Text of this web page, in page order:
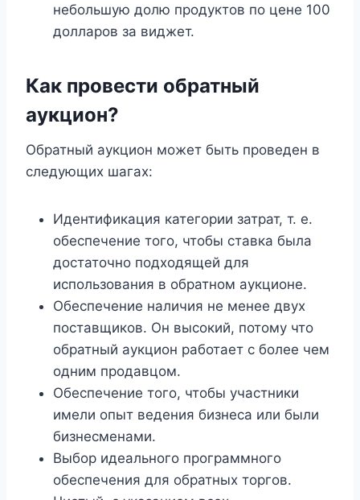
небольшую долю продуктов по цене 100
долларов за виджет.
Как провести обратный
аукцион?
Обратный аукцион может быть проведен в
следующих шагах:
Идентификация категории затрат, т. е.
обеспечение того, чтобы ставка была
достаточно подходящей для
использования в обратном аукционе.
Обеспечение наличия не менее двух
поставщиков. Он высокий, потому что
обратный аукцион работает с более чем
одним продавцом.
Обеспечение того, чтобы участники
имели опыт ведения бизнеса или были
бизнесменами.
Выбор идеального программного
обеспечения для обратных торгов.